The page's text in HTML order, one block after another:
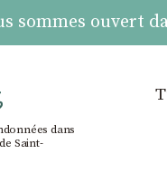
sommes ouvert
dans
Saint-